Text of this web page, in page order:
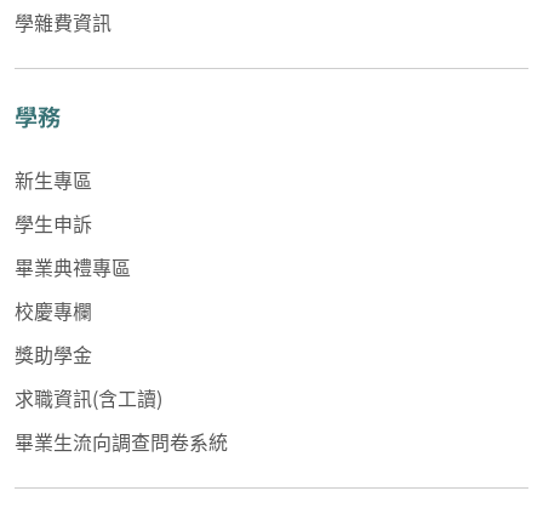
學雜費資訊
學務
新生專區
學生申訴
畢業典禮專區
校慶專欄
獎助學金
求職資訊(含工讀)
畢業生流向調查問卷系統